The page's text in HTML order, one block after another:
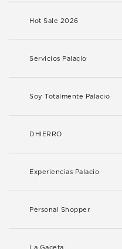
Hot Sale 2026
Servicios Palacio
Soy Totalmente Palacio
DHIERRO
Experiencias Palacio
Personal Shopper
La Gaceta